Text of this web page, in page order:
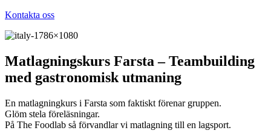
Kontakta oss
Matlagningskurs Farsta – Teambuilding
med gastronomisk utmaning
En matlagningkurs i Farsta som faktiskt förenar gruppen.
Glöm stela föreläsningar.
På The Foodlab så förvandlar vi matlagning till en lagsport.